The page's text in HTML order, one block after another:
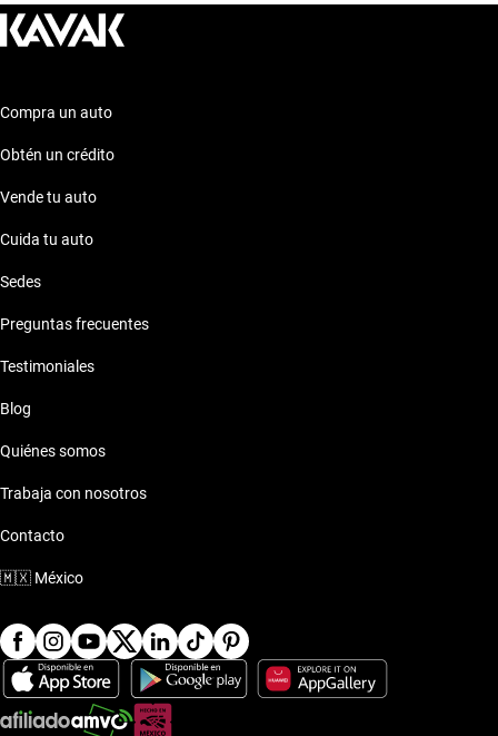
Compra un auto
Obtén un crédito
Vende tu auto
Cuida tu auto
Sedes
Preguntas frecuentes
Testimoniales
Blog
Quiénes somos
Trabaja con nosotros
Contacto
🇲🇽 México